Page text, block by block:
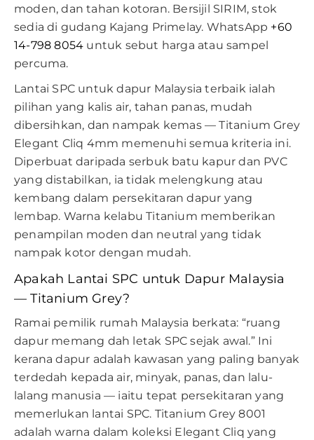
moden, dan tahan kotoran. Bersijil SIRIM, stok
sedia di gudang Kajang Primelay. WhatsApp +60
14-798 8054 untuk sebut harga atau sampel
percuma.
Lantai SPC untuk dapur Malaysia terbaik ialah
pilihan yang kalis air, tahan panas, mudah
dibersihkan, dan nampak kemas — Titanium Grey
Elegant Cliq 4mm memenuhi semua kriteria ini.
Diperbuat daripada serbuk batu kapur dan PVC
yang distabilkan, ia tidak melengkung atau
kembang dalam persekitaran dapur yang
lembap. Warna kelabu Titanium memberikan
penampilan moden dan neutral yang tidak
nampak kotor dengan mudah.
Apakah Lantai SPC untuk Dapur Malaysia
— Titanium Grey?
Ramai pemilik rumah Malaysia berkata: “ruang
dapur memang dah letak SPC sejak awal.” Ini
kerana dapur adalah kawasan yang paling banyak
terdedah kepada air, minyak, panas, dan lalu-
lalang manusia — iaitu tepat persekitaran yang
memerlukan lantai SPC. Titanium Grey 8001
adalah warna dalam koleksi Elegant Cliq yang